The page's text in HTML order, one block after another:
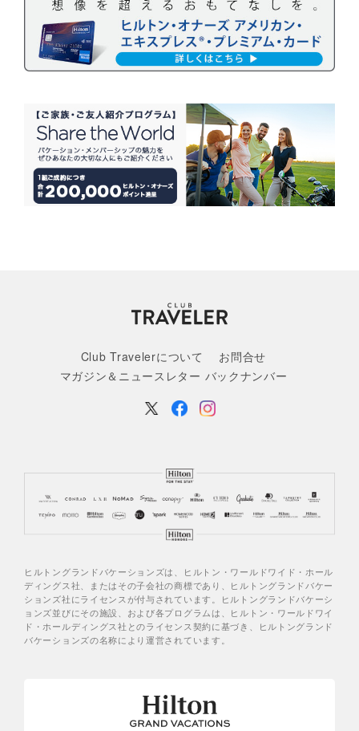
Club Travelerについて
お問合せ
マガジン＆ニュースレター バックナンバー
ヒルトングランドバケーションズは、ヒルトン・ワールドワイド・ホール
ディングス社、またはその子会社の商標であり、ヒルトングランドバケー
ションズ社にライセンスが付与されています。ヒルトングランドバケーシ
ョンズ並びにその施設、および各プログラムは、ヒルトン・ワールドワイ
ド・ホールディングス社とのライセンス契約に基づき、ヒルトングランド
バケーションズの名称により運営されています。